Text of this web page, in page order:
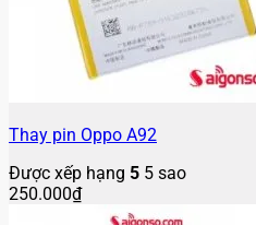
Thay pin Oppo A92
Được xếp hạng 5 5 sao
250.000₫